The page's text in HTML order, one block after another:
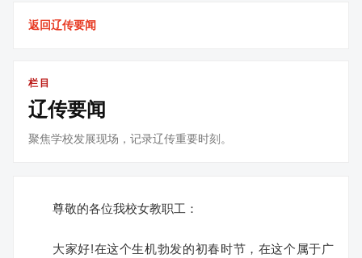
返回辽传要闻
栏目
辽传要闻
聚焦学校发展现场，记录辽传重要时刻。
尊敬的各位我校女教职工：
大家好!在这个生机勃发的初春时节，在这个属于广